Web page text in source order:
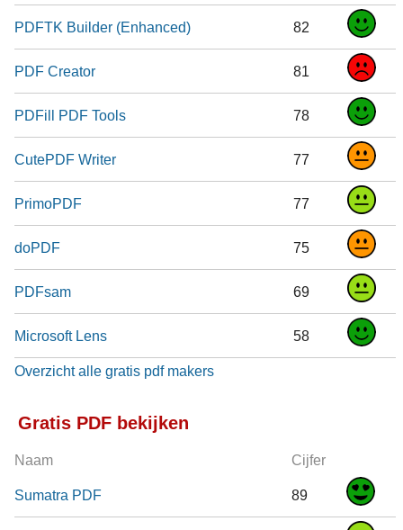
PDFTK Builder (Enhanced) 82
PDF Creator 81
PDFill PDF Tools 78
CutePDF Writer 77
PrimoPDF 77
doPDF 75
PDFsam 69
Microsoft Lens 58
Overzicht alle gratis pdf makers
Gratis PDF bekijken
Naam Cijfer
Sumatra PDF 89